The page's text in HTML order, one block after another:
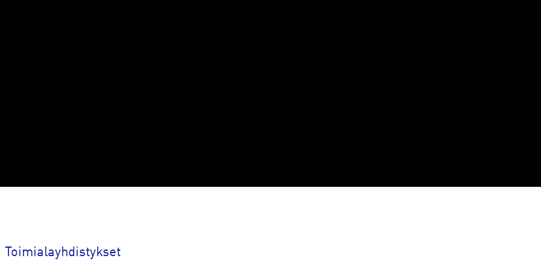
Toimialayhdistykset